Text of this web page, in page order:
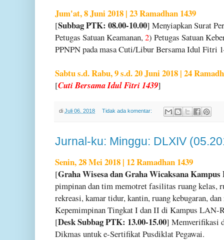
Jum'at, 8 Juni 2018 | 23 Ramadhan 1439
[Subbag PTK: 08.00-10.00] Menyiapkan Surat
Petugas Satuan Keamanan,2) Petugas Satuan
PPNPN pada masa Cuti/Libur Bersama Idul Fitri
Sabtu s.d. Rabu, 9 s.d. 20 Juni 2018 | 24
[Cuti Bersama Idul Fitri 1439]
di Juli 06, 2018 Tidak ada komentar:
Jurnal-ku: Minggu: DLXIV
Senin, 28 Mei 2018 | 12 Ramadhan 1439
[Graha Wisesa dan Graha Wicaksana
pimpinan dan tim memotret fasilitas ruang kelas,
rekreasi, kamar tidur, kantin, ruang kebugaran,
Kepemimpinan Tingkat I dan II di Kampus LAN-
[Desk Subbag PTK: 13.00-15.00] Memverifikasi
Dikmas untuk e-Sertifikat Pusdiklat Pegawai.